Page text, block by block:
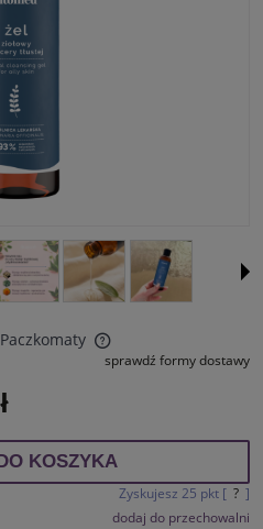
kosztów płatnościsprawdź formy dostawy
KOSZYKA
Zyskujesz 25 pkt [ ? ]
dodaj do przechowalni